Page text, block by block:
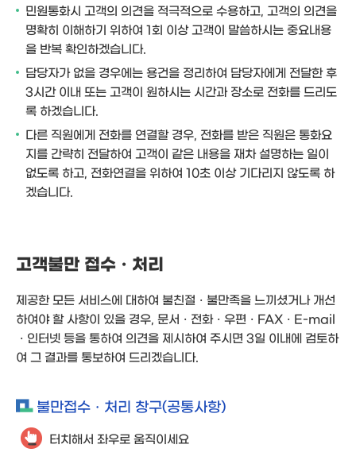
민원통화시 고객의 의견을 적극적으로 수용하고, 고객의 의견을
명확히 이해하기 위하여 1회 이상 고객이 말씀하시는 중요내용
을 반복 확인하겠습니다.
담당자가 없을 경우에는 용건을 정리하여 담당자에게 전달한 후
3시간 이내 또는 고객이 원하시는 시간과 장소로 전화를 드리도
록 하겠습니다.
다른 직원에게 전화를 연결할 경우, 전화를 받은 직원은 통화요
지를 간략히 전달하여 고객이 같은 내용을 재차 설명하는 일이
없도록 하고, 전화연결을 위하여 10초 이상 기다리지 않도록 하
겠습니다.
고객불만 접수ㆍ처리
제공한 모든 서비스에 대하여 불친절ㆍ불만족을 느끼셨거나 개선
하여야 할 사항이 있을 경우, 문서ㆍ전화ㆍ우편ㆍFAXㆍE-mail
ㆍ인터넷 등을 통하여 의견을 제시하여 주시면 3일 이내에 검토하
여 그 결과를 통보하여 드리겠습니다.
불만접수ㆍ처리 창구(공통사항)
터치해서 좌우로 움직이세요